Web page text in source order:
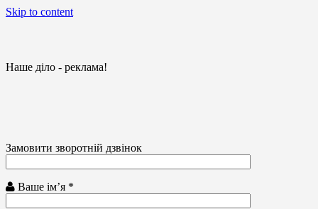
Skip to content
Наше діло - реклама!
Замовити зворотній дзвінок
Ваше ім’я *